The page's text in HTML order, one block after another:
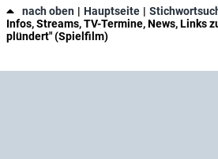
nach oben Hauptseite
Infos, Streams, TV-Termine, News, Links
plündert" (Spielfilm)